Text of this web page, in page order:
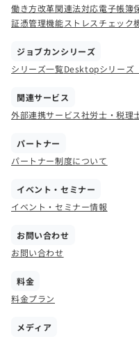
働き方改革関連法対応電子帳簿
証憑管理機能ストレスチェック
ジョブカンシリーズ
シリーズ一覧Desktopシリーズ
関連サービス
外部連携サービス社労士・税理
パートナー
パートナー制度について
イベント・セミナー
イベント・セミナー情報
お問い合わせ
お問い合わせ
料金
料金プラン
メディア